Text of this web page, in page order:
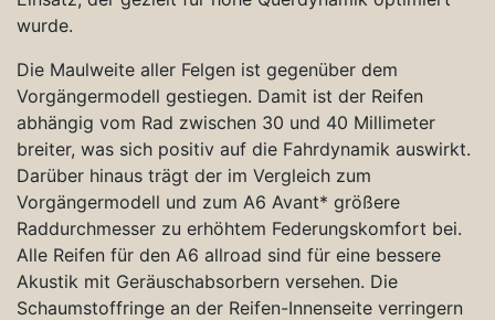
wurde.
Die Maulweite aller Felgen ist gegenüber dem
Vorgängermodell gestiegen. Damit ist der Reifen
abhängig vom Rad zwischen 30 und 40 Millimeter
breiter, was sich positiv auf die Fahrdynamik auswirkt.
Darüber hinaus trägt der im Vergleich zum
Vorgängermodell und zum A6 Avant* größere
Raddurchmesser zu erhöhtem Federungskomfort bei.
Alle Reifen für den A6 allroad sind für eine bessere
Akustik mit Geräuschabsorbern versehen. Die
Schaumstoffringe an der Reifen-Innenseite verringern